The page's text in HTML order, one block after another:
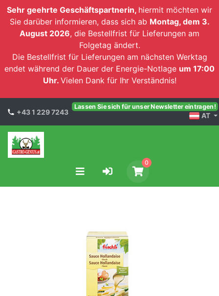
Sehr geehrte Geschäftspartnerin, hiermit möchten wir
Sie darüber informieren, dass sich ab Montag, dem 3.
August 2026, die Bestellfrist für Lieferungen am
Folgetag ändert.
Die Bestellfrist für Lieferungen am nächsten Werktag
endet während der Dauer der Energie-Notlage um 17:00
Uhr. Vielen Dank für Ihr Verständnis!
+43 1 229 7243
Lassen Sie sich für unser Newsletter eintragen!
AT
0